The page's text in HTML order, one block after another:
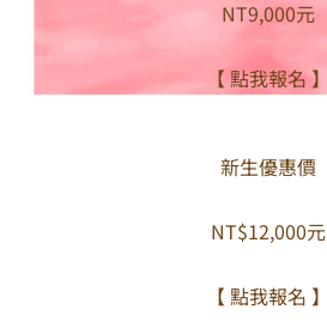
NT9,000元
【 點我報名 】
新生優惠價
NT$12,000元
【 點我報名 】